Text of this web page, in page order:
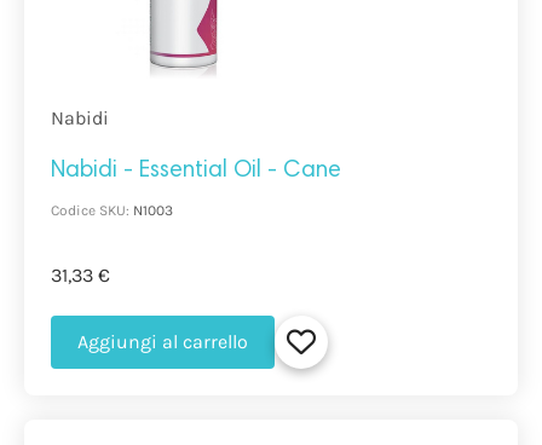
Nabidi
Nabidi - Essential Oil - Cane
Codice SKU: N1003
31,33 €
Aggiungi al carrello